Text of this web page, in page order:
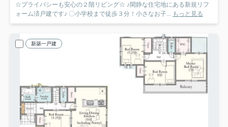
☆プライバシーも安心の２階リビング☆ ♪閑静な住宅地にある新規リフ
ォーム済戸建です♪ 〇小学校まで徒歩３分！小さなお子...
もっと見る
新築一戸建